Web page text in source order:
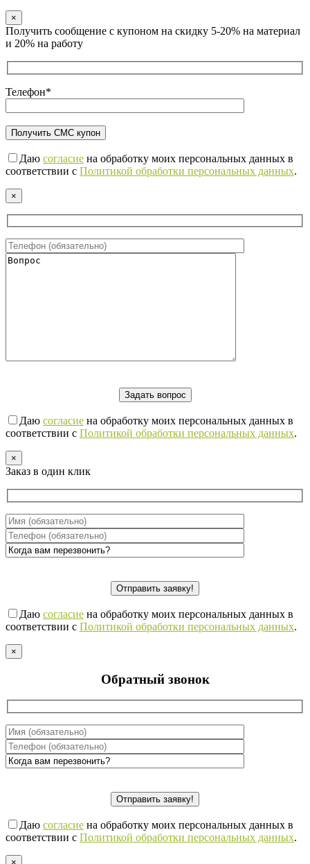
×
Получить сообщение с купоном на скидку 5-20% на материал
и 20% на работу
Телефон*
Даю согласие на обработку моих персональных данных в
соответствии с Политикой обработки персональных данных.
×
Даю согласие на обработку моих персональных данных в
соответствии с Политикой обработки персональных данных.
×
Заказ в один клик
Даю согласие на обработку моих персональных данных в
соответствии с Политикой обработки персональных данных.
×
Обратный звонок
Даю согласие на обработку моих персональных данных в
соответствии с Политикой обработки персональных данных.